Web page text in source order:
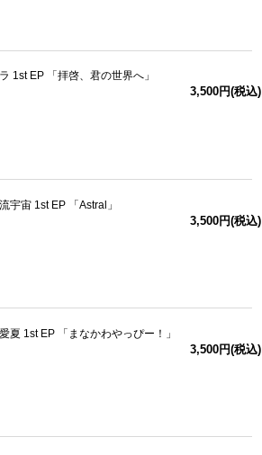
1st EP 「拝啓、君の世界へ」
3,500円(税込)
流宇宙 1st EP 「Astral」
3,500円(税込)
夏 1st EP 「まなかわやっぴー！」
3,500円(税込)